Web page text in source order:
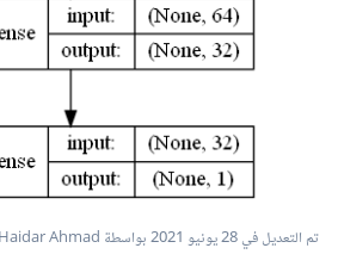
تم التعديل في28 يونيو 2021 بواسطة Ali Haidar Ahmad